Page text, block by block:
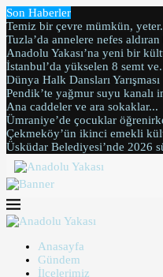
Son Haberler
Temiz bir çevre mümkün,
Tuzla’da annelere nefes
Anadolu Yakası’na yeni bir
İstanbul’da yükselen 8 semt
Dünya Halk Dansları Yarışması
Pendik’te yağmur suyu kanalı
Ana caddeler ve ara sokaklar...
Ümraniye’de çocuklar
Çekmeköy’ün ikinci emekli
Üsküdar Belediyesi’nde 2026
Anasayfa
Gündem
İlçelerimiz